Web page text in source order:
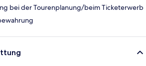
bei der Tourenplanung/beim Ticketerwerb